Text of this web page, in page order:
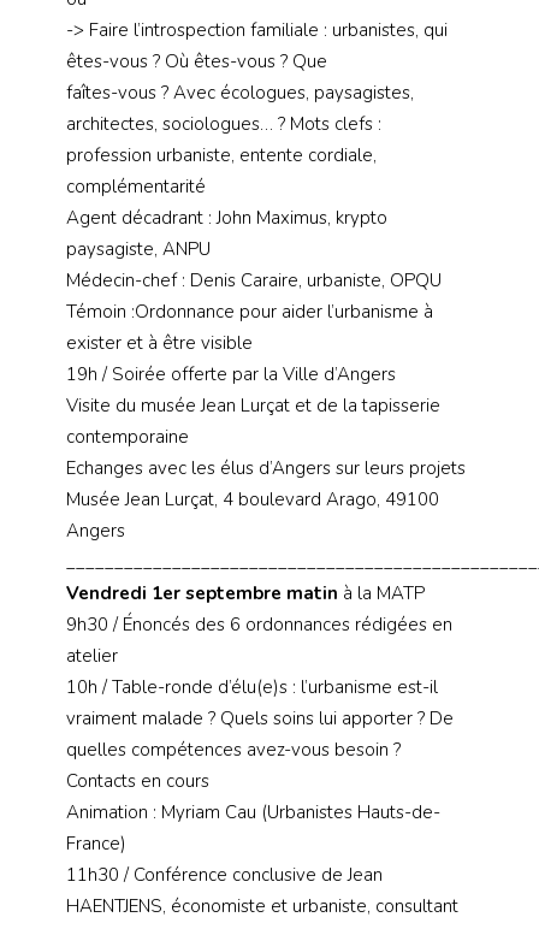
-> Faire l’introspection familiale : urbanistes, qui
êtes-vous ? Où êtes-vous ? Que
faîtes-vous ? Avec écologues, paysagistes,
architectes, sociologues… ? Mots clefs :
profession urbaniste, entente cordiale,
complémentarité
Agent décadrant : John Maximus, krypto
paysagiste, ANPU
Médecin-chef : Denis Caraire, urbaniste, OPQU
Témoin :Ordonnance pour aider l’urbanisme à
exister et à être visible
19h / Soirée offerte par la Ville d’Angers
Visite du musée Jean Lurçat et de la tapisserie
contemporaine
Echanges avec les élus d’Angers sur leurs projets
Musée Jean Lurçat, 4 boulevard Arago, 49100
Angers
Vendredi 1er septembre matin à la MATP
9h30 / Énoncés des 6 ordonnances rédigées en
atelier
10h / Table-ronde d’élu(e)s : l’urbanisme est-il
vraiment malade ? Quels soins lui apporter ? De
quelles compétences avez-vous besoin ?
Contacts en cours
Animation : Myriam Cau (Urbanistes Hauts-de-
France)
11h30 / Conférence conclusive de Jean
HAENTJENS, économiste et urbaniste, consultant